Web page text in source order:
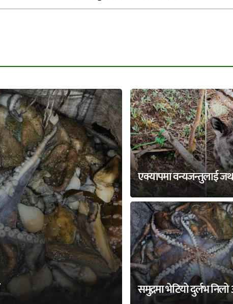
एक्यापमा वन्यजन्तुलाई
समुद्रमा भेटियो दुर्लभ